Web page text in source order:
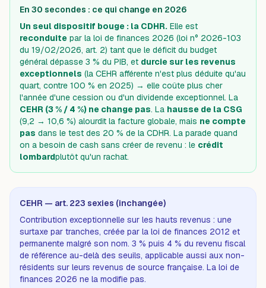
En 30 secondes : ce qui change en 2026
Un seul dispositif bouge : la CDHR. Elle est
reconduite par la loi de finances 2026 (loi n° 2026-103
du 19/02/2026, art. 2) tant que le déficit du budget
général dépasse 3 % du PIB, et durcie sur les revenus
exceptionnels (la CEHR afférente n'est plus déduite qu'au
quart, contre 100 % en 2025) → elle coûte plus cher
l'année d'une cession ou d'un dividende exceptionnel. La
CEHR (3 % / 4 %) ne change pas. La hausse de la CSG
(9,2 → 10,6 %) alourdit la facture globale, mais ne compte
pas dans le test des 20 % de la CDHR. La parade quand
on a besoin de cash sans créer de revenu : le crédit
lombardplutôt qu'un rachat.
CEHR — art. 223 sexies (inchangée)
Contribution exceptionnelle sur les hauts revenus : une
surtaxe par tranches, créée par la loi de finances 2012 et
permanente malgré son nom. 3 % puis 4 % du revenu fiscal
de référence au-delà des seuils, applicable aussi aux non-
résidents sur leurs revenus de source française. La loi de
finances 2026 ne la modifie pas.